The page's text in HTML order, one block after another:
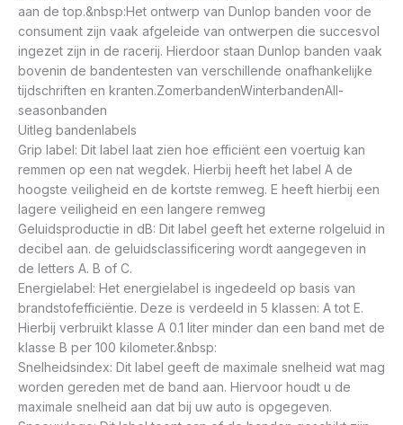
aan de top.&nbsp:Het ontwerp van Dunlop banden voor de
consument zijn vaak afgeleide van ontwerpen die succesvol
ingezet zijn in de racerij. Hierdoor staan Dunlop banden vaak
bovenin de bandentesten van verschillende onafhankelijke
tijdschriften en kranten.ZomerbandenWinterbandenAll-
seasonbanden
Uitleg bandenlabels
Grip label: Dit label laat zien hoe efficiënt een voertuig kan
remmen op een nat wegdek. Hierbij heeft het label A de
hoogste veiligheid en de kortste remweg. E heeft hierbij een
lagere veiligheid en een langere remweg
Geluidsproductie in dB: Dit label geeft het externe rolgeluid in
decibel aan. de geluidsclassificering wordt aangegeven in
de letters A. B of C.
Energielabel: Het energielabel is ingedeeld op basis van
brandstofefficiëntie. Deze is verdeeld in 5 klassen: A tot E.
Hierbij verbruikt klasse A 0.1 liter minder dan een band met de
klasse B per 100 kilometer.&nbsp:
Snelheidsindex: Dit label geeft de maximale snelheid wat mag
worden gereden met de band aan. Hiervoor houdt u de
maximale snelheid aan dat bij uw auto is opgegeven.